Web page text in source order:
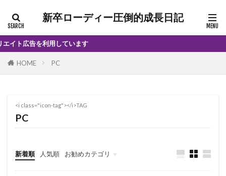
新卒ローディー圧倒的成長日記
ト広告を利用しています
HOME PC
<i class="icon-tag"></i>TAG
PC
新着順 人気順 お勧めカテゴリ
インプレ